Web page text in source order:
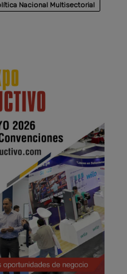
Nacional Multisectorial